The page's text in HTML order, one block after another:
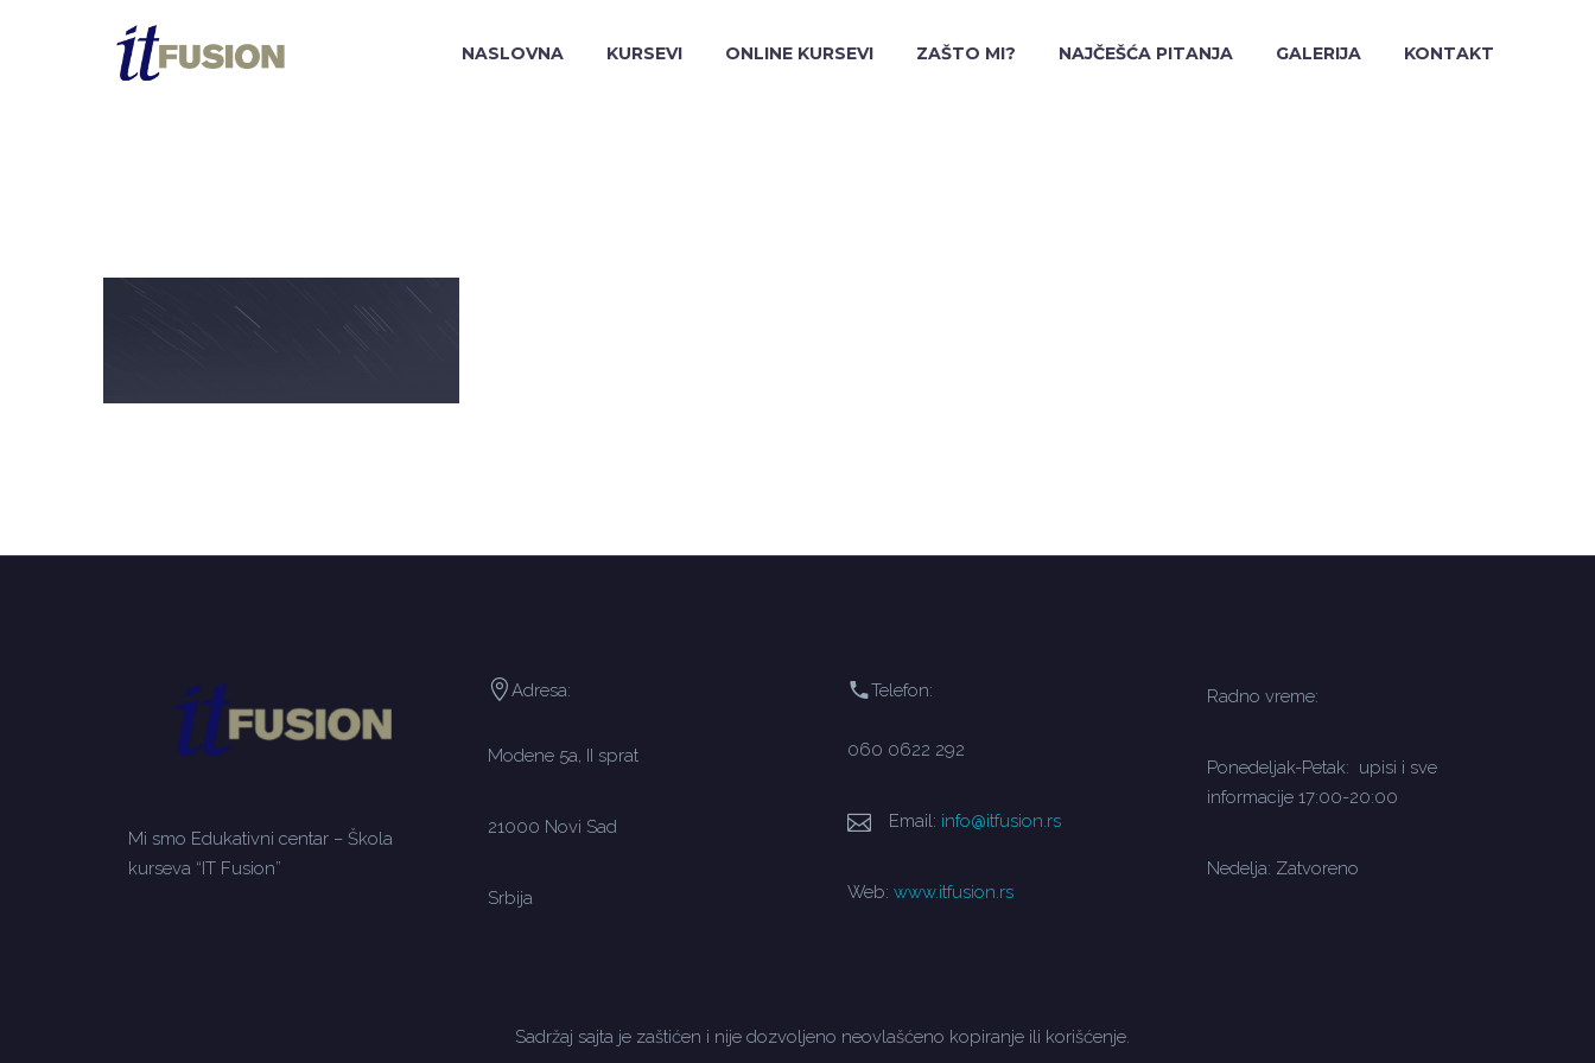
NASLOVNA KURSEVI ONLINE KURSEVI ZAŠTO MI? NAJČEŠĆA PITANJA GALERIJA KONTAKT
Mi smo Edukativni centar – Škola
kurseva “IT Fusion”
Adresa:
Modene 5a, II sprat
21000 Novi Sad
Srbija
Telefon:
060 0622 292
Email: info@itfusion.rs
Web: www.itfusion.rs
Radno vreme:
Ponedeljak-Petak: upisi i sve
informacije 17:00-20:00
Nedelja: Zatvoreno
Sadržaj sajta je zaštićen i nije dozvoljeno neovlašćeno kopiranje ili korišćenje.